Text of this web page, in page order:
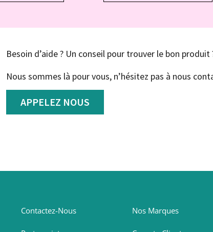
Besoin d’aide ? Un conseil pour trouver le bon produit
Nous sommes là pour vous, n’hésitez pas à nous
APPELEZ NOUS
Contactez-Nous Nos Marques